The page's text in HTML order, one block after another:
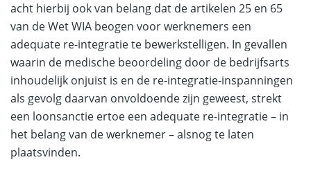
acht hierbij ook van belang dat de artikelen 25 en 65
van de Wet WIA beogen voor werknemers een
adequate re-integratie te bewerkstelligen. In gevallen
waarin de medische beoordeling door de bedrijfsarts
inhoudelijk onjuist is en de re-integratie-inspanningen
als gevolg daarvan onvoldoende zijn geweest, strekt
een loonsanctie ertoe een adequate re-integratie – in
het belang van de werknemer – alsnog te laten
plaatsvinden.